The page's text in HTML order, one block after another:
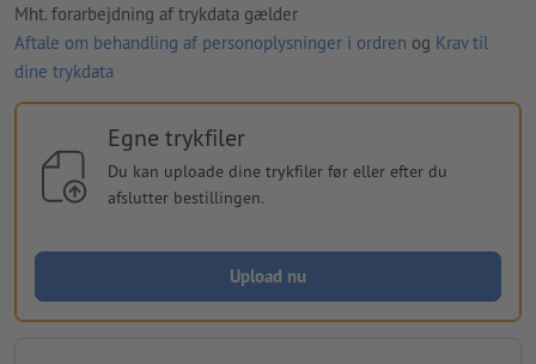
Mht. forarbejdning af trykdata gælder
Aftale om behandling af personoplysninger i ordren og Krav til
dine trykdata
Egne trykfiler
Du kan uploade dine trykfiler før eller efter du
afslutter bestillingen.
Upload nu